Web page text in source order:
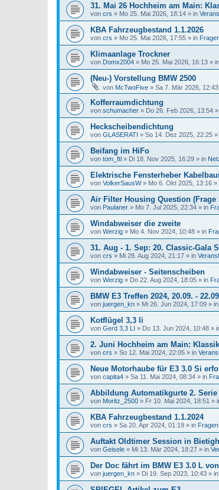
31. Mai 26 Hochheim am Main:
von crs » Mo 25. Mai 2026, 18:14 » in
KBA Fahrzeugbestand 1.1.2026
von crs » Mo 25. Mai 2026, 17:55 » in
Klimaanlage Trockner
von Domx2004 » Mo 25. Mai 2026, 16:13 » in
(Neu-) Vorstellung BMW 2500
von McTwoFive » Sa 7. Mär 2026, 12:43
Kofferraumdichtung
von schumacher » Do 26. Feb 2026, 13:54
Heckscheibendichtung
von GLASERATI » So 14. Dez 2025, 22:25 »
Beifang im HiFo
von tom_ftl » Di 18. Nov 2025, 16:29 » in
Elektrische Fensterheber
von VolkerSausW» Mo 6. Okt 2025, 13:16 »
Air Filter Housing Question (Frage
von Paulaner » Mo 7. Jul 2025, 22:34 » in
Windabweiser die zweite
von Werzig » Mo 4. Nov 2024, 10:48 » in
31. Aug - 1. Sep: 20. Classic-Gala
von crs » Mi 28. Aug 2024, 21:17 » in
Windabweiser - Seitenscheiben
von Werzig » Do 22. Aug 2024, 18:05 » in
BMW E3 Treffen 2024, 20.09. -
von juergen_kn » Mi 26. Jun 2024, 17:09 » in
Kotflügel 3,3 li
von Gerd 3,3 LI » Do 13. Jun 2024, 10:48 »
2. Juni Hochheim am Main:
von crs » So 12. Mai 2024, 22:05 » in
Neue Motorhaube für E3 3.0 Si
von capita4 » Sa 11. Mai 2024, 08:34 » in
Abbildung Automatikgurte 2. Serie
von Moritz_2500 » Fr 10. Mai 2024, 18:51 »
KBA Fahrzeugbestand 1.1.2024
von crs » Sa 20. Apr 2024, 01:19 » in
Auftakt Oldtimer Session in
von Geisele » Mi 13. Mär 2024, 18:27 » in
Der Doc fährt im BMW E3 3.0 L
von juergen_kn » Di 19. Sep 2023, 10:43 » in